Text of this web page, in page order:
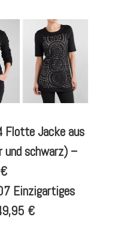
Jacke aus
und schwarz) –
Einzigartiges
€